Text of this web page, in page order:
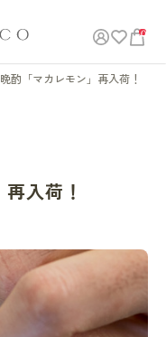
0
酌「マカレモン」再入荷！
入荷！